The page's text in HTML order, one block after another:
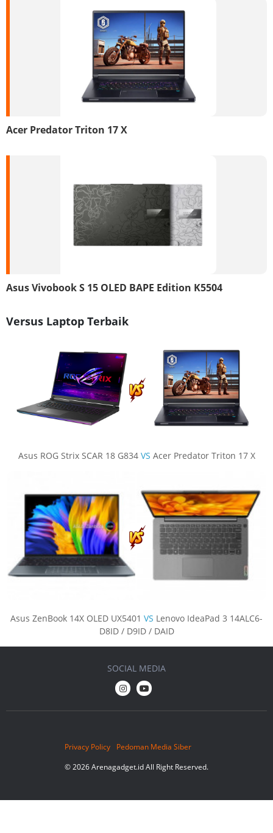
Acer Predator Triton 17 X
Asus Vivobook S 15 OLED BAPE Edition K5504
Versus Laptop Terbaik
Asus ROG Strix SCAR 18 G834 VS Acer Predator Triton 17 X
Asus ZenBook 14X OLED UX5401 VS Lenovo IdeaPad 3 14ALC6-
D8ID / D9ID / DAID
Privacy Policy
Pedoman Media Siber
© 2026 Arenagadget.id All Right Reserved.
SOCIAL MEDIA